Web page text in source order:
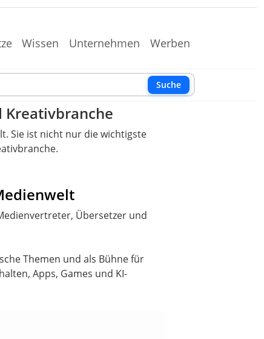
Wissen Unternehmen Werben
Suche
Kreativbranche
Sie ist nicht nur die wichtigste
Übersetzer und
Themen und als Bühne für
Apps, Games und KI-